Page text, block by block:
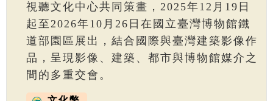
視聽文化中心共同策畫，2025年12月19日
起至2026年10月26日在國立臺灣博物館鐵
道部園區展出，結合國際與臺灣建築影像作
品，呈現影像、建築、都市與博物館媒介之
間的多重交會。